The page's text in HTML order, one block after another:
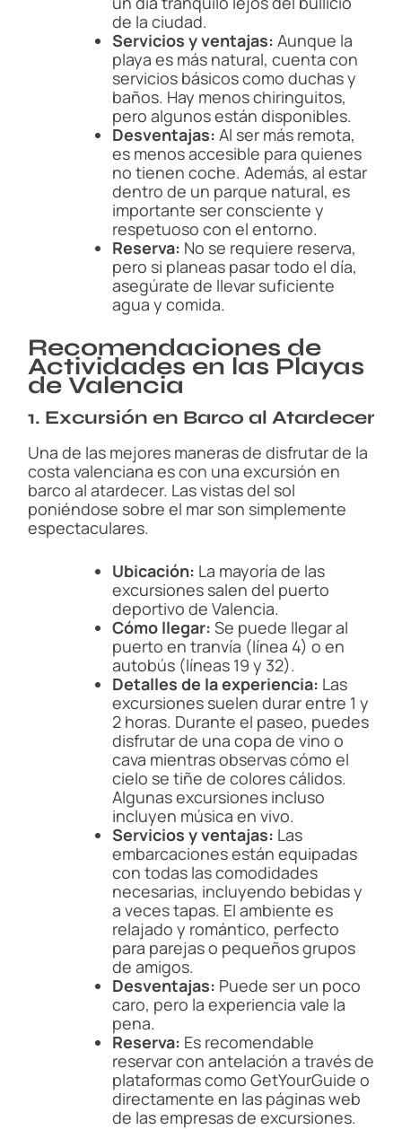
de la ciudad.
Servicios y ventajas: Aunque la
playa es más natural, cuenta con
servicios básicos como duchas y
baños. Hay menos chiringuitos,
pero algunos están disponibles.
Desventajas: Al ser más remota,
es menos accesible para quienes
no tienen coche. Además, al estar
dentro de un parque natural, es
importante ser consciente y
respetuoso con el entorno.
Reserva: No se requiere reserva,
pero si planeas pasar todo el día,
asegúrate de llevar suficiente
agua y comida.
Recomendaciones de
Actividades en las Playas
de Valencia
1. Excursión en Barco al Atardecer
Una de las mejores maneras de disfrutar de la
costa valenciana es con una excursión en
barco al atardecer. Las vistas del sol
poniéndose sobre el mar son simplemente
espectaculares.
Ubicación: La mayoría de las
excursiones salen del puerto
deportivo de Valencia.
Cómo llegar: Se puede llegar al
puerto en tranvía (línea 4) o en
autobús (líneas 19 y 32).
Detalles de la experiencia: Las
excursiones suelen durar entre 1 y
2 horas. Durante el paseo, puedes
disfrutar de una copa de vino o
cava mientras observas cómo el
cielo se tiñe de colores cálidos.
Algunas excursiones incluso
incluyen música en vivo.
Servicios y ventajas: Las
embarcaciones están equipadas
con todas las comodidades
necesarias, incluyendo bebidas y
a veces tapas. El ambiente es
relajado y romántico, perfecto
para parejas o pequeños grupos
de amigos.
Desventajas: Puede ser un poco
caro, pero la experiencia vale la
pena.
Reserva: Es recomendable
reservar con antelación a través de
plataformas como GetYourGuide o
directamente en las páginas web
de las empresas de excursiones.